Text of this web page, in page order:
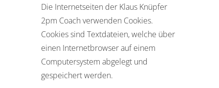
Die Internetseiten der Klaus Knüpfer
2pm Coach verwenden Cookies.
Cookies sind Textdateien, welche über
einen Internetbrowser auf einem
Computersystem abgelegt und
gespeichert werden.